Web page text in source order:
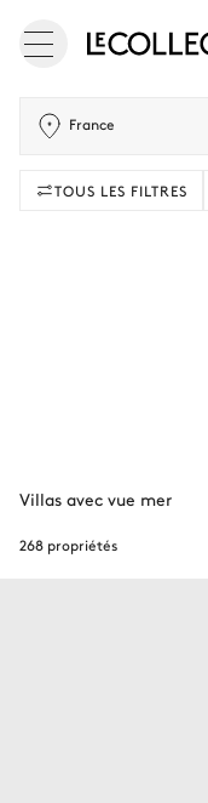
France
TOUS LES FILTRES
268 propriétés
Villas avec vue mer